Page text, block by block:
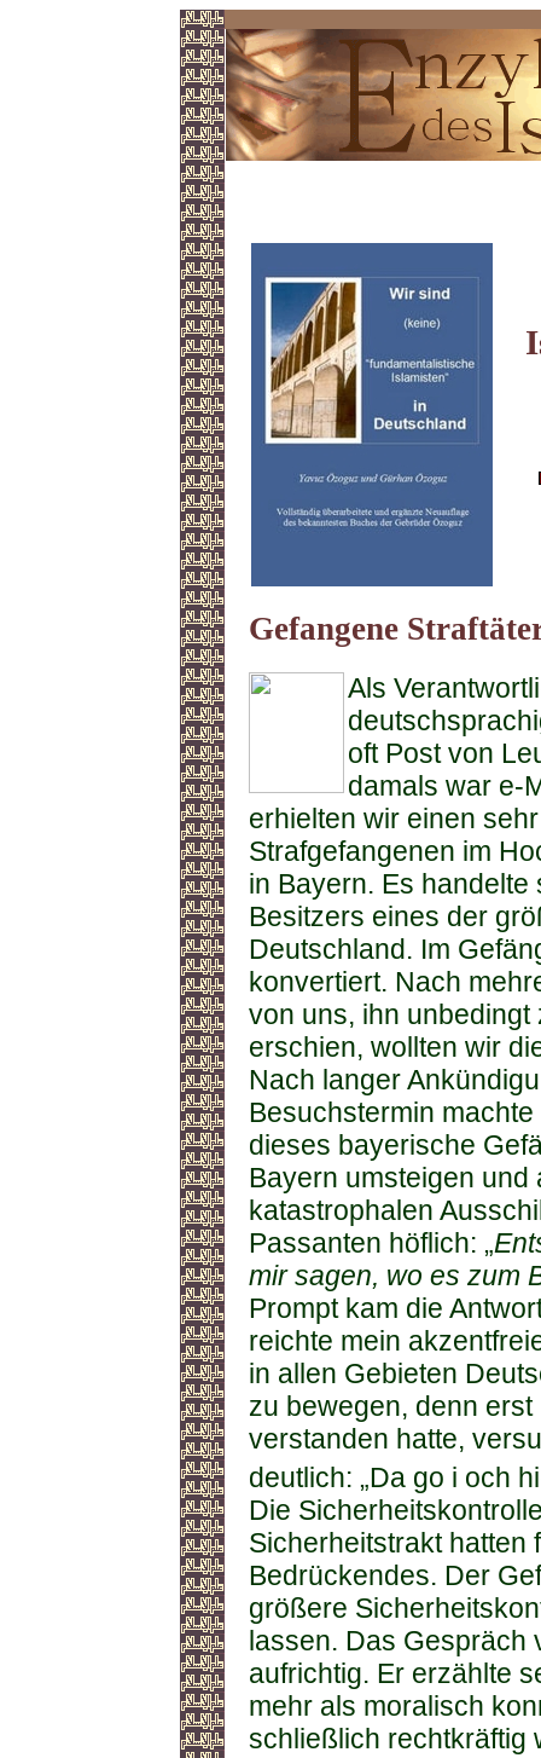
Gefangene
Als
oft Post von
damals war e-
erhielten wir einen
Strafgefangenen im
in Bayern. Es
Besitzers eines der
Deutschland. Im
konvertiert. Nach
von uns, ihn
erschien, wollten wir
Nach langer
Besuchstermin
dieses bayerische
Bayern umsteigen
katastrophalen
Passanten höflich: „
mir sagen, wo es zum
Prompt kam die
reichte mein
in allen Gebieten
zu bewegen, denn
verstanden hatte,
deutlich: „Da go i och
Die
Sicherheitstrakt hatten
Bedrückendes. Der
größere
lassen. Das
aufrichtig. Er erzählte
mehr als moralisch
schließlich rechtkräftig